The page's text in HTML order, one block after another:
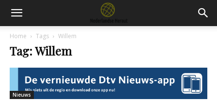
Home Tags Willem
Tag: Willem
Nieuws